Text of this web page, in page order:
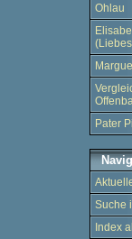
Ohlau
Pater
Suche
Index